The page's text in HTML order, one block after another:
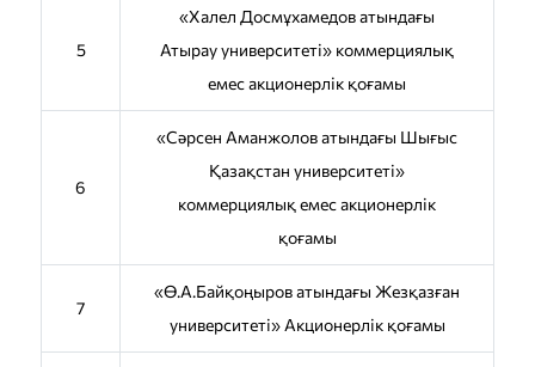
5
«Халел Досмұхамедов атындағы
Атырау университеті» коммерциялық
емес акционерлік қоғамы
6
«Сәрсен Аманжолов атындағы Шығыс
Қазақстан университеті»
коммерциялық емес акционерлік
қоғамы
7
«Ө.А.Байқоңыров атындағы Жезқазған
университеті» Акционерлік қоғамы